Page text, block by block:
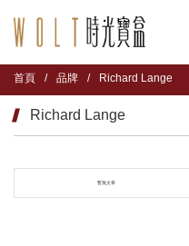
首頁 / 品牌 / Richard Lange
Richard Lange
暫無文章